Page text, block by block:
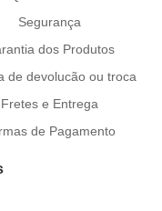
Segurança
dos Produtos
de devolucão ou troca
Fretes e Entrega
de Pagamento